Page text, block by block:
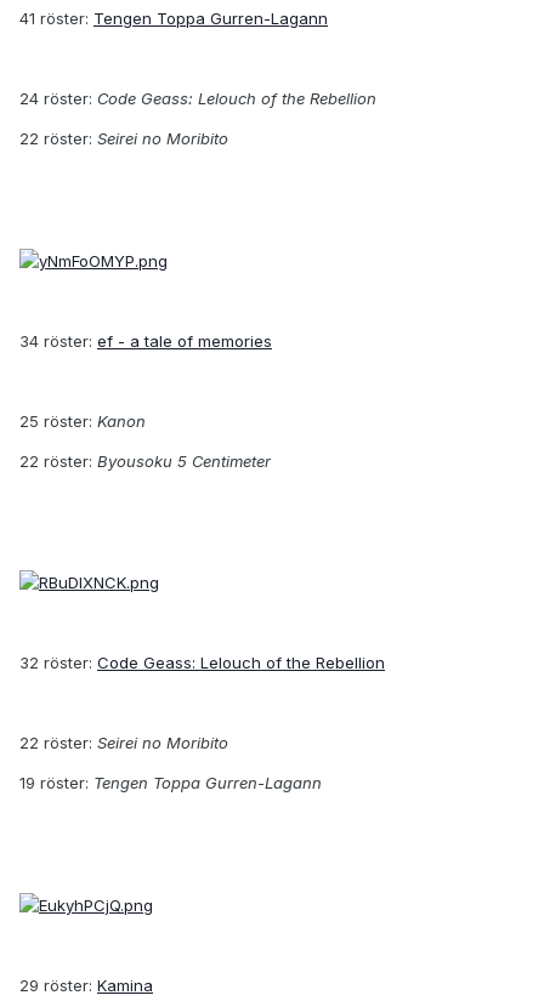
41 röster: Tengen Toppa Gurren-Lagann
24 röster: Code Geass: Lelouch of the Rebellion
22 röster: Seirei no Moribito
34 röster: ef - a tale of memories
25 röster: Kanon
22 röster: Byousoku 5 Centimeter
32 röster: Code Geass: Lelouch of the Rebellion
22 röster: Seirei no Moribito
19 röster: Tengen Toppa Gurren-Lagann
29 röster: Kamina